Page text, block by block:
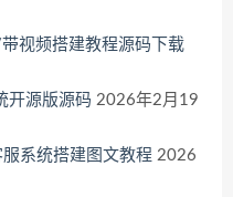
视频搭建教程源码下载
开源版源码 2026年2月19
系统搭建图文教程 2026